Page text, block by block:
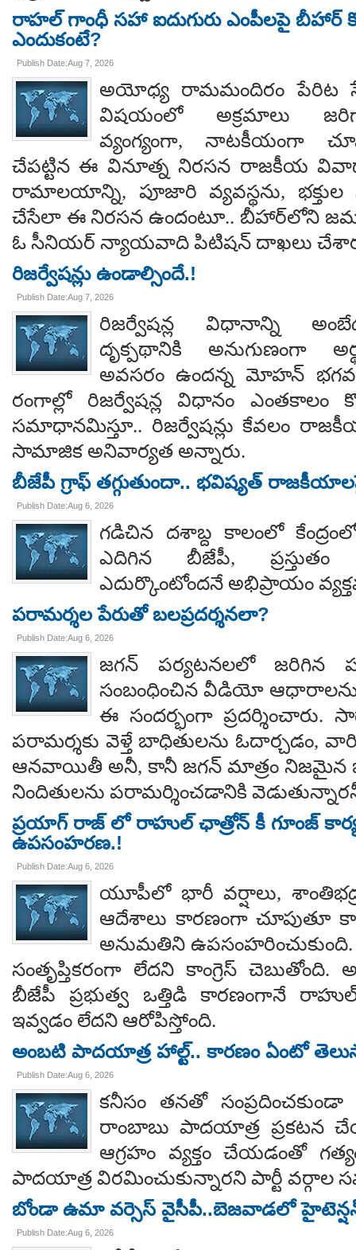
రాహల్ గాంధీ సహా ఐదుగురు ఎంపీలపై బీహార్
ఎందుకంటే?
Publish Date:Aug 7, 2026
అయోధ్య రామమందిరం పేరిట
విషయంలో అక్రమాలు
వ్యంగ్యంగా, నాటకీయంగా
చేపట్టిన ఈ వినూత్న నిరసన రాజకీయ
రామాలయాన్ని, పూజారి వ్యవస్థను,
చేసేలా ఈ నిరసన ఉందంటూ.. బీహార్‌లోని
ఓ సీనియర్ న్యాయవాది పిటిషన్ దాఖలు
రిజర్వేషన్లు ఉండాల్సిందే.!
Publish Date:Aug 7, 2026
రిజర్వేషన్ల విధానాన్ని
దృక్పథానికి అనుగుణంగా
అవసరం ఉందన్న మోహన్
రంగాల్లో రిజర్వేషన్ల విధానం ఎంతకాలం
సమాధానమిస్తూ.. రిజర్వేషన్లు కేవలం
సామాజిక అనివార్యత అన్నారు.
బీజేపీ గ్రాఫ్ తగ్గుతుందా.. భవిష్యత్ రాజకీయాలపై
Publish Date:Aug 6, 2026
గడిచిన దశాబ్ద కాలంలో
ఎదిగిన బీజేపీ, ప్రస్తుతం
ఎదుర్కొంటోందనే అభిప్రాయం
పరామర్శల పేరుతో బలప్రదర్శనలా?
Publish Date:Aug 6, 2026
జగన్ పర్యటనలలో జరిగిన
సంబంధించిన వీడియో
ఈ సందర్భంగా
పరామర్శకు వెళ్తే బాధితులను ఓదార్చడం,
ఆనవాయితీ అనీ, కానీ జగన్ మాత్రం నిజమైన
నిందితులను పరామర్శించడానికి
ప్రయాగ్ రాజ్ లో రాహుల్ ఛాత్రోన్ కీ గూంజ్
ఉపసంహరణ.!
Publish Date:Aug 6, 2026
యూపీలో భారీ వర్షాలు,
ఆదేశాలు కారణంగా చూపుతూ
అనుమతిని
సంతృప్తికరంగా లేదని కాంగ్రెస్ చెబుతోంది.
బీజేపీ ప్రభుత్వ ఒత్తిడి కారణంగానే
ఇవ్వడం లేదని ఆరోపిస్తోంది.
అంబటి పాదయాత్ర హాల్ట్.. కారణం ఏంటో
Publish Date:Aug 6, 2026
కనీసం తనతో సంప్రదించకుండా
రాంబాబు పాదయాత్ర ప్రకటన
ఆగ్రహం వ్యక్తం చేయడంతో
పాదయాత్ర విరమించుకున్నారని పార్టీ వర్గాల
బోండా ఉమా వర్సెస్ వైసీపీ..బెజవాడలో
Publish Date:Aug 6, 2026